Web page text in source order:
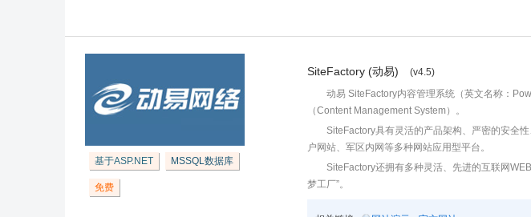
基于ASP.NET MSSQL数据库
免费
SiteFactory (动易)
(v4.5)
动易 SiteFactory内容管理系统（英文名称：
（Content Management System）。
SiteFactory具有灵活的产品架构、严密的安全
户网站、军区内网等多种网站应用型平台。
SiteFactory还拥有多种灵活、先进的互联网
梦工厂”。